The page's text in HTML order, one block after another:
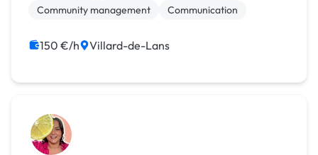
Community management
Communication
150 €/h Villard-de-Lans